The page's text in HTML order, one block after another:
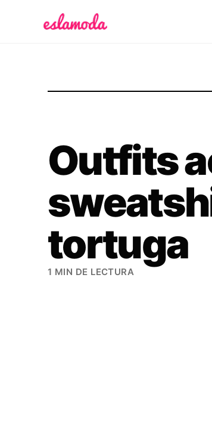
Outfits
tortuga
1 MIN DE LECTURA